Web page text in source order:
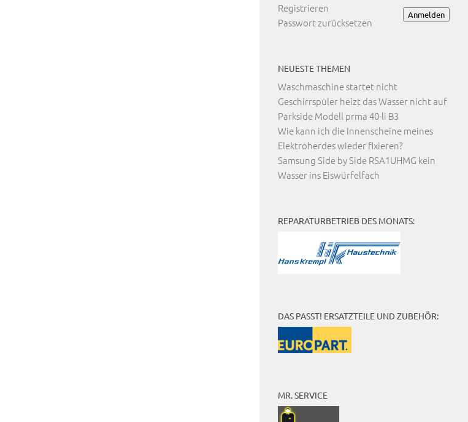
Anmelden
Registrieren
Passwort zurücksetzen
NEUESTE THEMEN
Waschmaschine startet nicht
Geschirrspüler heizt das Wasser nicht auf
Parkside Modell prma 40-li B3
Wie kann ich die Innenscheine meines
Elektroherdes wieder fixieren?
Samsung Side by Side RSA1UHMG kein
Wasser ins Eiswürfelfach
REPARATURBETRIEB DES MONATS:
DAS PASST! ERSATZTEILE UND ZUBEHÖR:
MR. SERVICE